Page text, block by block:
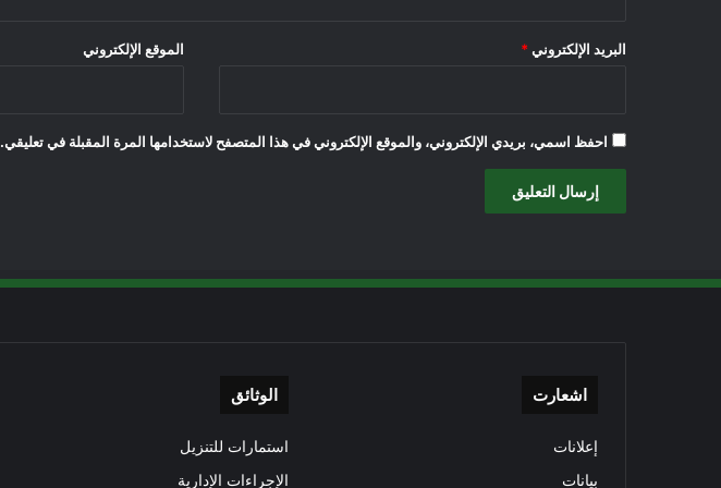
البريد الإلكتروني * الموقع الإلكتروني
احفظ اسمي، بريدي الإلكتروني، والموقع الإلكتروني في هذا المتصفح لاستخدامها المرة المقبلة في تعليقي.
اشعارت
إعلانات
بيانات
الوثائق
استمارات للتنزيل
الإجراءات الإدارية